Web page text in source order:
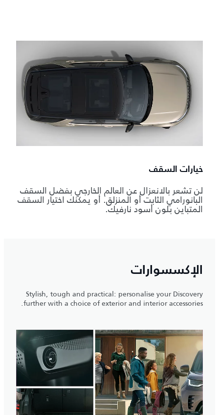
خيارات السقف
لن تشعر بالانعزال عن العالم الخارجي بفضل السقف
البانورامي الثابت أو المنزلق. أو يمكنك اختيار السقف
المتباين بلون أسود نارفيك.
الإكسسوارات
Stylish, tough and practical: personalise your Discovery
further with a choice of exterior and interior accessories.